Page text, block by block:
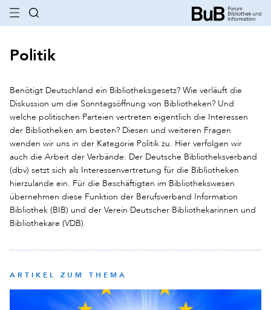
Politik
Benötigt Deutschland ein Bibliotheksgesetz? Wie verläuft die
Diskussion um die Sonntagsöffnung von Bibliotheken? Und
welche politischen Parteien vertreten eigentlich die Interessen
der Bibliotheken am besten? Diesen und weiteren Fragen
wenden wir uns in der Kategorie Politik zu. Hier verfolgen wir
auch die Arbeit der Verbände: Der Deutsche Bibliotheksverband
(dbv) setzt sich als Interessenvertretung für die Bibliotheken
hierzulande ein. Für die Beschäftigten im Bibliothekswesen
übernehmen diese Funktion der Berufsverband Information
Bibliothek (BIB) und der Verein Deutscher Bibliothekarinnen und
Bibliothekare (VDB).
ARTIKEL ZUM THEMA